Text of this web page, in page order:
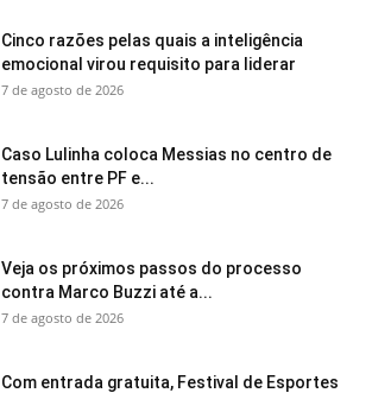
Cinco razões pelas quais a inteligência
emocional virou requisito para liderar
7 de agosto de 2026
Caso Lulinha coloca Messias no centro de
tensão entre PF e...
7 de agosto de 2026
Veja os próximos passos do processo
contra Marco Buzzi até a...
7 de agosto de 2026
Com entrada gratuita, Festival de Esportes